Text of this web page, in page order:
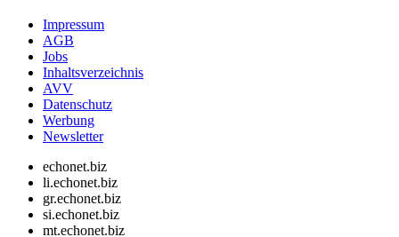
Impressum
AGB
Jobs
Inhaltsverzeichnis
AVV
Datenschutz
Werbung
Newsletter
echonet.biz
li.echonet.biz
gr.echonet.biz
si.echonet.biz
mt.echonet.biz